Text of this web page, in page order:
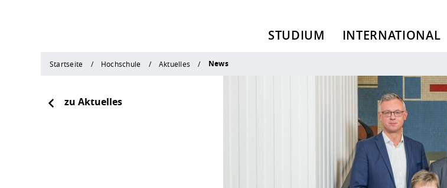
STUDIUM INTERNATIONAL
Startseite Hochschule Aktuelles News
zu Aktuelles